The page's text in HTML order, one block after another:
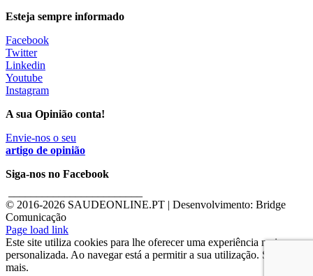
Esteja sempre informado
Facebook
Twitter
Linkedin
Youtube
Instagram
A sua Opinião conta!
Envie-nos o seu
artigo de opinião
Siga-nos no Facebook
© 2016-2026 SAUDEONLINE.PT | Desenvolvimento: Bridge
Comunicação
Page load link
Este site utiliza cookies para lhe oferecer uma experiência mais
personalizada. Ao navegar está a permitir a sua utilização. Saber
mais.